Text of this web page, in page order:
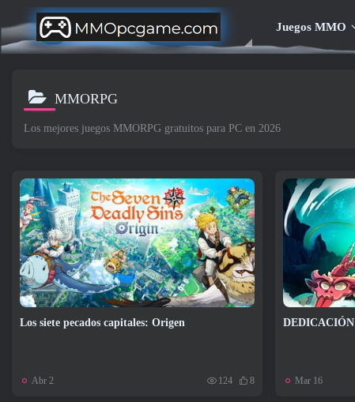
Juegos MMO
MMORPG
Los mejores juegos MMORPG gratuitos para PC en 2026
Los siete pecados capitales: Origen
Abr 2 124 8
DEDICACIÓN
Mar 16